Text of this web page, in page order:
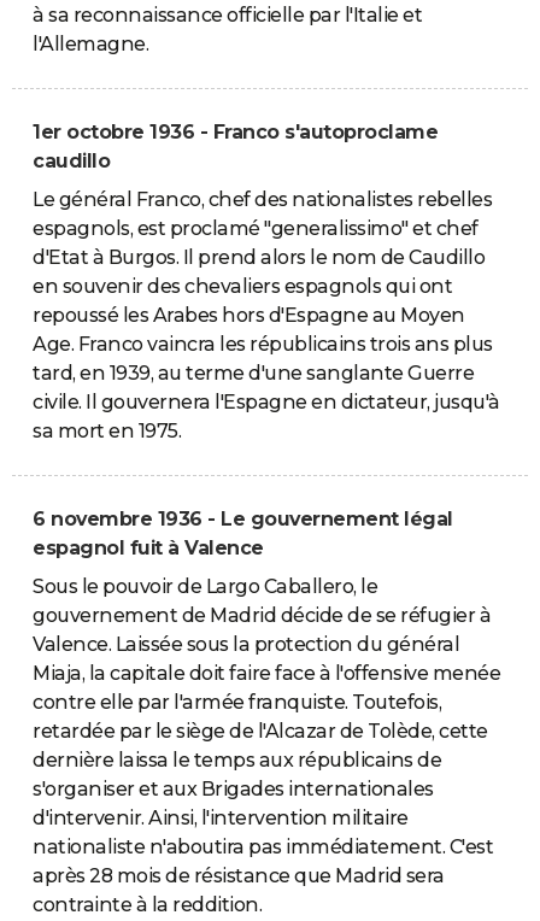
à sa reconnaissance officielle par l'Italie et
l'Allemagne.
1er octobre 1936 - Franco s'autoproclame
caudillo
Le général Franco, chef des nationalistes rebelles
espagnols, est proclamé "generalissimo" et chef
d'Etat à Burgos. Il prend alors le nom de Caudillo
en souvenir des chevaliers espagnols qui ont
repoussé les Arabes hors d'Espagne au Moyen
Age. Franco vaincra les républicains trois ans plus
tard, en 1939, au terme d'une sanglante Guerre
civile. Il gouvernera l'Espagne en dictateur, jusqu'à
sa mort en 1975.
6 novembre 1936 - Le gouvernement légal
espagnol fuit à Valence
Sous le pouvoir de Largo Caballero, le
gouvernement de Madrid décide de se réfugier à
Valence. Laissée sous la protection du général
Miaja, la capitale doit faire face à l'offensive menée
contre elle par l'armée franquiste. Toutefois,
retardée par le siège de l'Alcazar de Tolède, cette
dernière laissa le temps aux républicains de
s'organiser et aux Brigades internationales
d'intervenir. Ainsi, l'intervention militaire
nationaliste n'aboutira pas immédiatement. C'est
après 28 mois de résistance que Madrid sera
contrainte à la reddition.